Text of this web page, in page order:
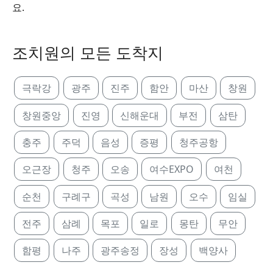
요.
조치원의 모든 도착지
극락강 광주 진주 함안 마산 창원
창원중앙 진영 신해운대 부전 삼탄
충주 주덕 음성 증평 청주공항
오근장 청주 오송 여수EXPO 여천
순천 구례구 곡성 남원 오수 임실
전주 삼례 목포 일로 몽탄 무안
함평 나주 광주송정 장성 백양사